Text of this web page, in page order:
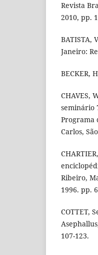
Revista
2010, pp.
BATISTA,
Janeiro:
BECKER,
CHAVES,
seminário
Programa
Carlos,
Ribeiro,
1996. pp.
COTTET,
107-123.